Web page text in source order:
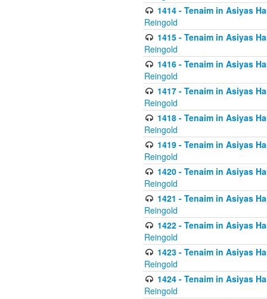
1414 - Tenaim in Asiyas
Reingold
1415 - Tenaim in Asiyas
Reingold
1416 - Tenaim in Asiyas
Reingold
1417 - Tenaim in Asiyas
Reingold
1418 - Tenaim in Asiyas
Reingold
1419 - Tenaim in Asiyas
Reingold
1420 - Tenaim in Asiyas
Reingold
1421 - Tenaim in Asiyas
Reingold
1422 - Tenaim in Asiyas
Reingold
1423 - Tenaim in Asiyas
Reingold
1424 - Tenaim in Asiyas
Reingold